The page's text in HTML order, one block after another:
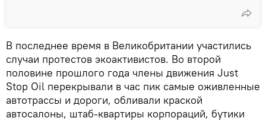
В последнее время в Великобритании участились
случаи протестов экоактивистов. Во второй
половине прошлого года члены движения Just
Stop Oil перекрывали в час пик самые оживленные
автотрассы и дороги, обливали краской
автосалоны, штаб-квартиры корпораций, бутики